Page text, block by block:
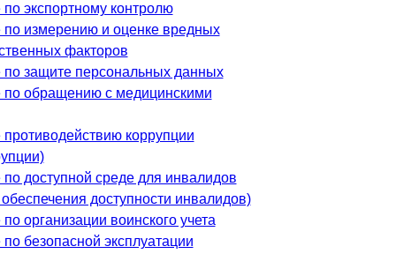
экспортному контролю
по измерению и оценке вредных
факторов
защите персональных данных
по обращению с медицинскими
коррупции
доступной среде для инвалидов
доступности инвалидов)
организации воинского учета
безопасной эксплуатации